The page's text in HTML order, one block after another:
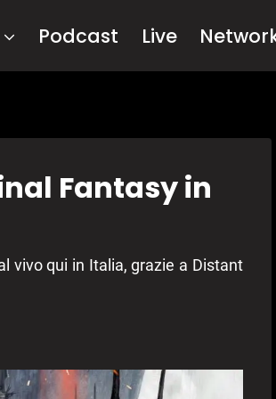
Podcast Live
Fantasy in
vivo qui in Italia, grazie a Distant